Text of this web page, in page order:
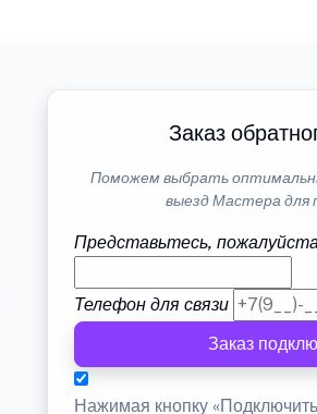
Заказ
Поможем выбрать
выезд Мастера для
Представьтесь,
Телефон для связи
Заказ
Нажимая кнопку